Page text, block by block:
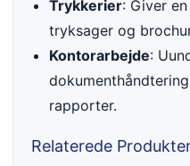
Trykkerier: Giver
tryksager og
Kontorarbejde:
rapporter.
Relaterede